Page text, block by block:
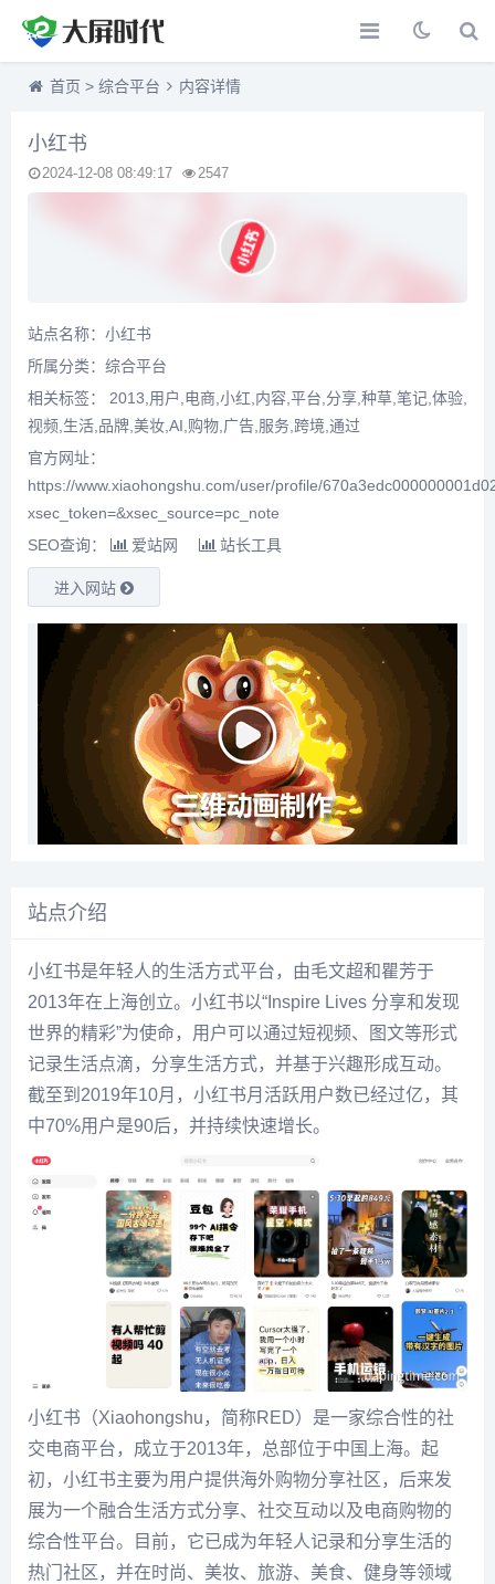
首页 > 综合平台 内容详情
小红书
2024-12-08 08:49:17 2547
站点名称：小红书
所属分类： 综合平台
相关标签： 2013,用户,电商,小红,内容,平台,分享,种草,笔记,体验,
视频,生活,品牌,美妆,AI,购物,广告,服务,跨境,通过
官方网址：
https://www.xiaohongshu.com/user/profile/
xsec_token=&xsec_source=pc_note
SEO查询：
爱站网 站长工具
进入网站
站点介绍
小红书是年轻人的生活方式平台，由毛文超和瞿芳于
2013年在上海创立。小红书以“Inspire Lives 分享和发现
世界的精彩”为使命，用户可以通过短视频、图文等形式
记录生活点滴，分享生活方式，并基于兴趣形成互动。
截至到2019年10月，小红书月活跃用户数已经过亿，其
中70%用户是90后，并持续快速增长。
小红书（Xiaohongshu，简称RED）是一家综合性的社
交电商平台，成立于2013年，总部位于中国上海。起
初，小红书主要为用户提供海外购物分享社区，后来发
展为一个融合生活方式分享、社交互动以及电商购物的
综合性平台。目前，它已成为年轻人记录和分享生活的
热门社区，并在时尚、美妆、旅游、美食、健身等领域